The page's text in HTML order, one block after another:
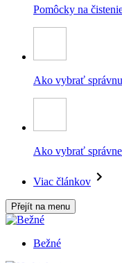
Pomôcky na
Ako vybrať
Ako vybrať
Viac článkov
Přejít na menu
Bežné